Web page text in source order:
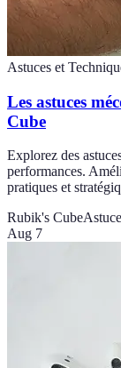
Astuces et
Les astuces
Cube
Explorez des
performances.
pratiques et
Rubik's Cube
Aug 7